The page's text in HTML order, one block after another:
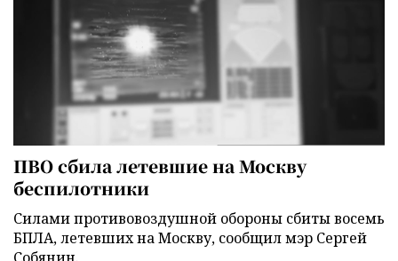
ПВО сбила летевшие на Москву
беспилотники
Силами противовоздушной обороны сбиты восемь
БПЛА, летевших на Москву, сообщил мэр Сергей